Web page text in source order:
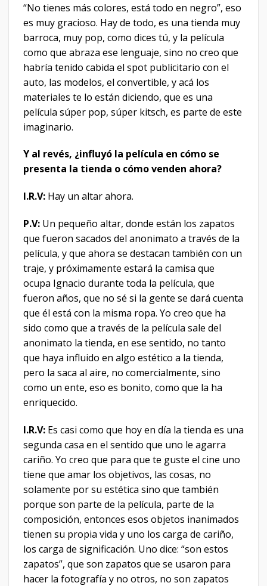
“No tienes más colores, está todo en negro”, eso
es muy gracioso. Hay de todo, es una tienda muy
barroca, muy pop, como dices tú, y la película
como que abraza ese lenguaje, sino no creo que
habría tenido cabida el spot publicitario con el
auto, las modelos, el convertible, y acá los
materiales te lo están diciendo, que es una
película súper pop, súper kitsch, es parte de este
imaginario.
Y al revés, ¿influyó la película en cómo se
presenta la tienda o cómo venden ahora?
I.R.V: Hay un altar ahora.
P.V: Un pequeño altar, donde están los zapatos
que fueron sacados del anonimato a través de la
película, y que ahora se destacan también con un
traje, y próximamente estará la camisa que
ocupa Ignacio durante toda la película, que
fueron años, que no sé si la gente se dará cuenta
que él está con la misma ropa. Yo creo que ha
sido como que a través de la película sale del
anonimato la tienda, en ese sentido, no tanto
que haya influido en algo estético a la tienda,
pero la saca al aire, no comercialmente, sino
como un ente, eso es bonito, como que la ha
enriquecido.
I.R.V: Es casi como que hoy en día la tienda es una
segunda casa en el sentido que uno le agarra
cariño. Yo creo que para que te guste el cine uno
tiene que amar los objetivos, las cosas, no
solamente por su estética sino que también
porque son parte de la película, parte de la
composición, entonces esos objetos inanimados
tienen su propia vida y uno los carga de cariño,
los carga de significación. Uno dice: “son estos
zapatos”, que son zapatos que se usaron para
hacer la fotografía y no otros, no son zapatos